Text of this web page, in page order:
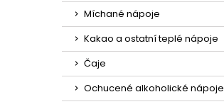
Míchané nápoje
Kakao a ostatní teplé nápoje
Čaje
Ochucené alkoholické nápoje